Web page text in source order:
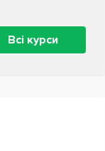
Всі курси